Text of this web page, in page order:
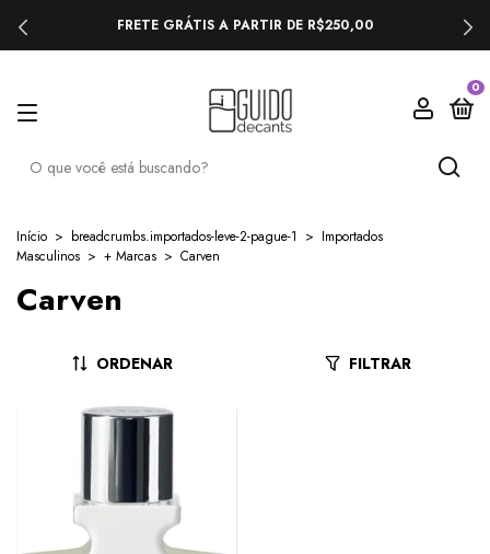
FRETE GRÁTIS A PARTIR DE R$250,00
0
Início > breadcrumbs.importados-leve-2-pague-1 > Importados
Masculinos > + Marcas > Carven
Carven
ORDENAR FILTRAR